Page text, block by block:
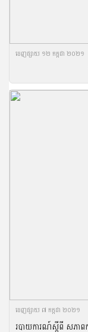
ចេញ​ផ្សាយ​ ១២ កក្កដា ២០២១
ចេញ​ផ្សាយ​ ៧ កក្កដា ២០២១